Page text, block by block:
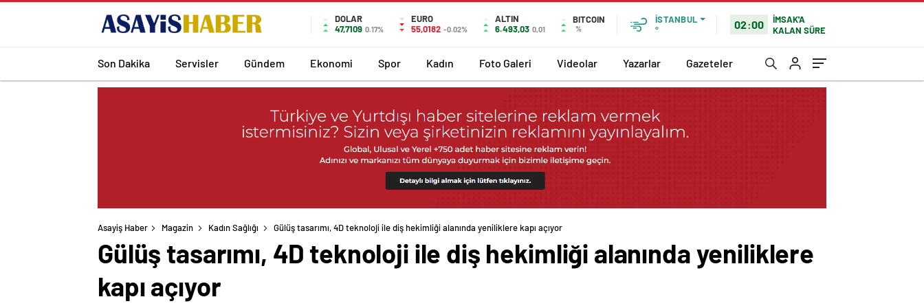
DOLAR
47,7109 0.17%
EURO
55,0182 -0.02%
ALTIN
6.493,03 0,01
BITCOIN
%
İSTANBUL
°
02:00
İMSAK'A
KALAN SÜRE
Son Dakika Servisler Gündem Ekonomi Spor Kadın Foto Galeri Videolar Yazarlar Gazeteler
Asayiş Haber Magazin Kadın Sağlığı Gülüş tasarımı, 4D teknoloji ile diş hekimliği alanında yeniliklere kapı açıyor
Gülüş tasarımı, 4D teknoloji ile diş hekimliği alanında yeniliklere
kapı açıyor